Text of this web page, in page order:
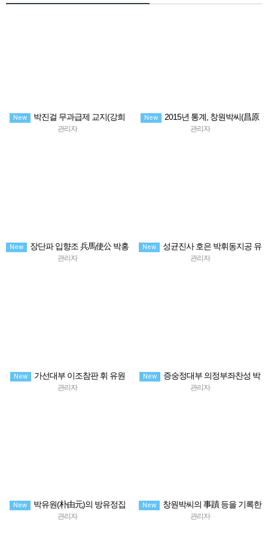
New
박진걸 무과급제 교지(강희
15년, 1676년 3월3일, 숙종2년
관리자
New
2015년 통계, 창원박씨(昌原
朴氏) 8,382명 vs 박씨 총인구
관리자
New
장단파 입향조 兵馬使公 박홍
신(弘信) 묘소
관리자
New
성균진사 호은 박휘동지공 유
허비 成均進士 湖隱 朴諱東智公遺墟
관리자
New
가선대부 이조참판 휘 유원
신도비명병서 嘉善大夫吏曹參判朴
관리자
New
증숭정대부 의정부좌찬성 박
휘홍세공 신도비명병서 贈崇政大夫
관리자
New
박유원(朴由元)의 방유정집
『 放遊亭集 』한글 번역본
관리자
New
창원박씨의 事蹟 등을 기록한
박유원의 방유정집『 放遊亭集 』1
관리자